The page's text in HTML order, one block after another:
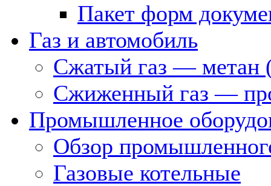
Пакет форм
Газ и автомобиль
Сжатый газ — метан
Сжиженный газ —
Промышленное
Обзор
Газовые котельные